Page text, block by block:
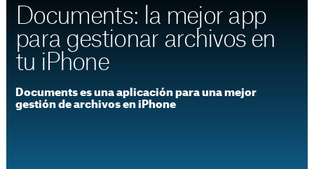
Documents: la mejor app
para gestionar archivos en
tu iPhone
Documents es una aplicación para una mejor
gestión de archivos en iPhone